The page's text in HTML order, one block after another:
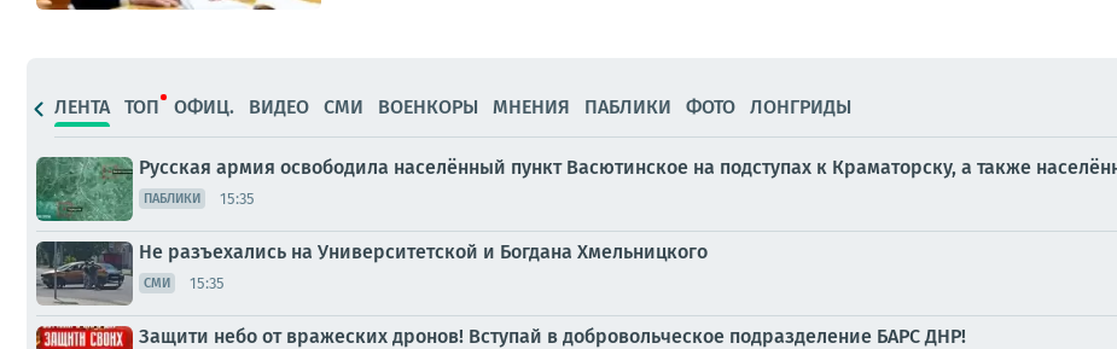
ЛЕНТА ТОП ОФИЦ. ВИДЕО СМИ ВОЕНКОРЫ МНЕНИЯ ПАБЛИКИ ФОТО ЛОНГРИДЫ
Русская армия освободила населённый пункт Васютинское на подступах к Краматорску, а также
ПАБЛИКИ 15:35
Не разъехались на Университетской и Богдана Хмельницкого
СМИ 15:35
Защити небо от вражеских дронов! Вступай в добровольческое подразделение БАРС ДНР!